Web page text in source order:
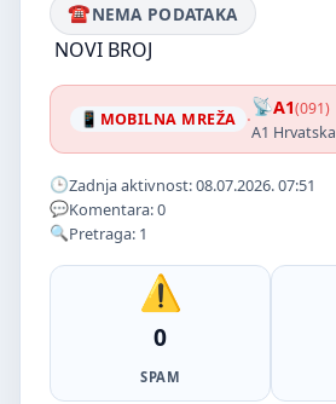
NEMA PODATAKA
NOVI BROJ
MOBILNA MREŽA · A1(091)
A1 Hrvatska
Zadnja aktivnost: 08.07.2026. 07:51
Komentara: 0
Pretraga: 1
0
SPAM